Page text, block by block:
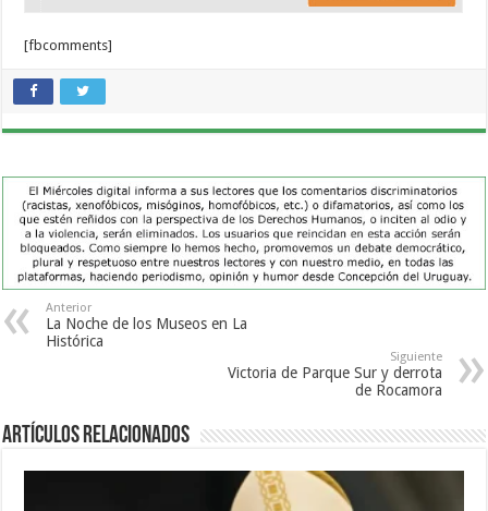
[fbcomments]
Anterior
La Noche de los Museos en La
Histórica
Siguiente
Victoria de Parque Sur y derrota
de Rocamora
Artículos Relacionados